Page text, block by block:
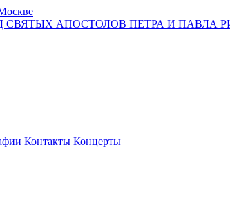
АПОСТОЛОВ ПЕТРА И ПАВЛА
Контакты Концерты